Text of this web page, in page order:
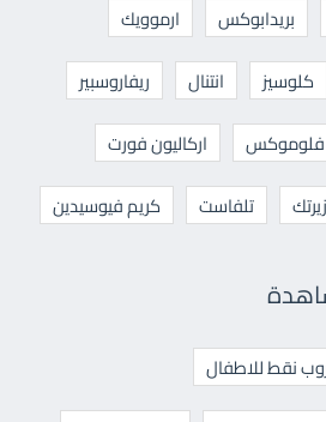
بريدابوكس
ارموويك
كلوسيز انتنال
ريفاروسبير
فلوموكس
اركاليون فورت
زيرتك تلفاست كريم فيوسيدين
نقط للاطفال